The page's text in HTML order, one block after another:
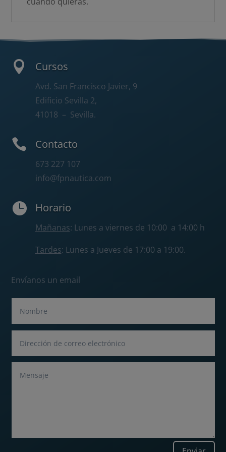
 Cursos
Avd. San Francisco Javier, 9
Edificio Sevilla 2,
41018 – Sevilla.
 Contacto
673 227 107
info@fpnautica.com
 Horario
Mañanas: Lunes a viernes de 10:00 a 14:00 h
Tardes: Lunes a Jueves de 17:00 a 19:00.
Envíanos un email